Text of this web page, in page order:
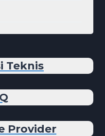
Teknis
Provider